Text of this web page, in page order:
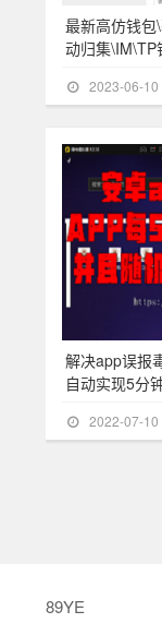
最新高仿钱包
动归集\IM\TP
2023-06-10
解决app误报
自动实现5分
2022-07-10
89YE